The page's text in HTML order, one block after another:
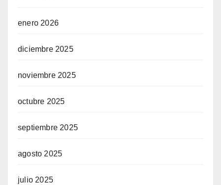
enero 2026
diciembre 2025
noviembre 2025
octubre 2025
septiembre 2025
agosto 2025
julio 2025